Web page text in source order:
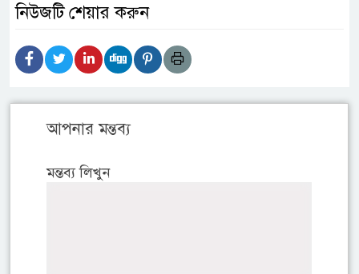
নিউজটি শেয়ার করুন
আপনার মন্তব্য
মন্তব্য লিখুন